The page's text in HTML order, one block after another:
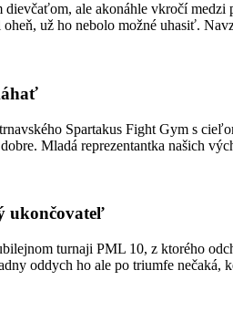
ale akonáhle vkročí medzi
už ho nebolo možné uhasiť.
Spartakus Fight Gym s
Mladá reprezentantka našich
ukončovateľ
turnaji PML 10, z ktorého
oddych ho ale po triumfe nečaká,